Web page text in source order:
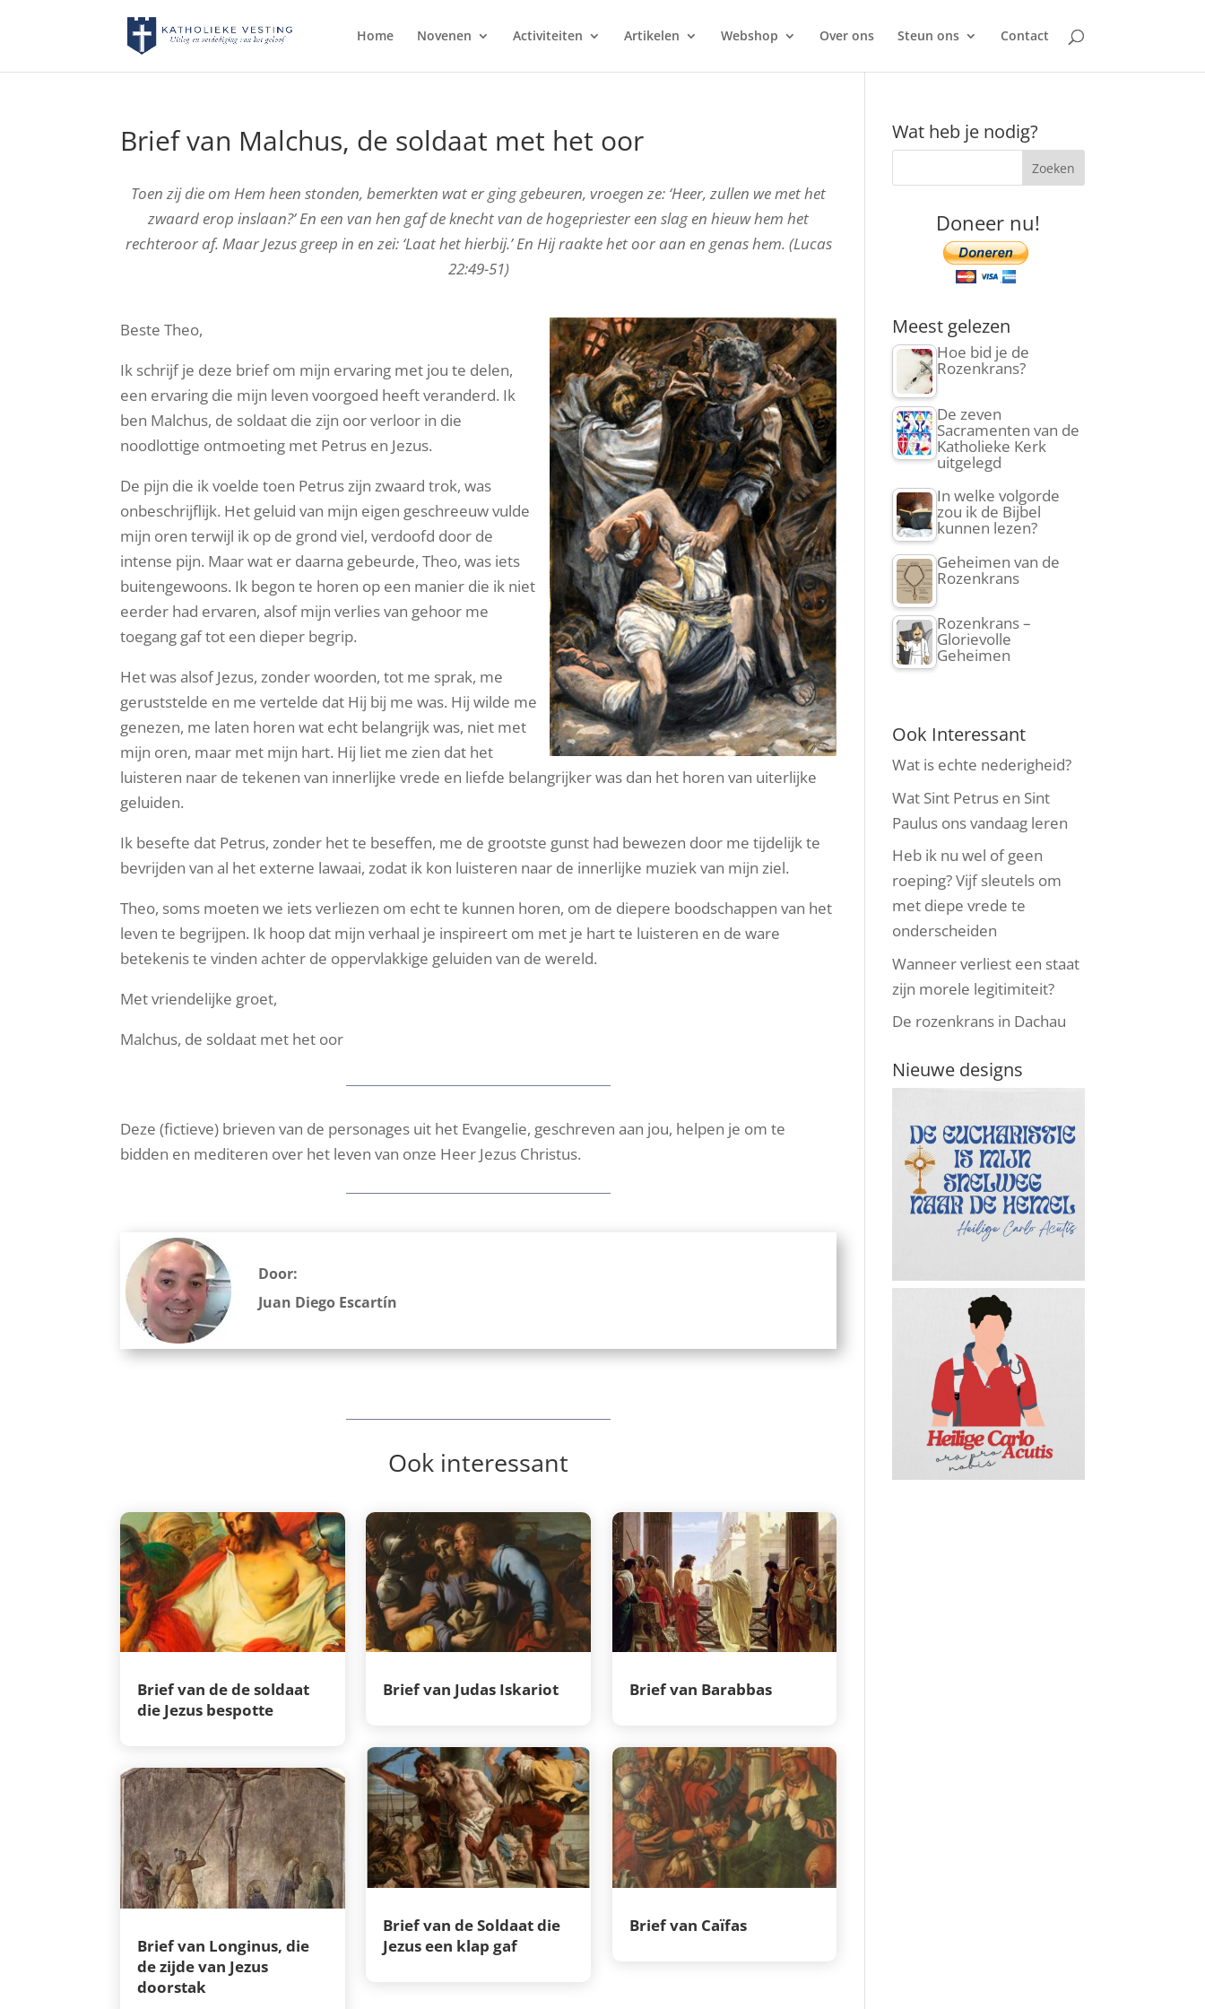
Home Novenen Activiteiten Artikelen Webshop Over ons Steun ons Contact
Brief van Malchus, de soldaat met het oor
Toen zij die om Hem heen stonden, bemerkten wat er ging gebeuren, vroegen ze: ‘Heer, zullen we met het
zwaard erop inslaan?’ En een van hen gaf de knecht van de hogepriester een slag en hieuw hem het
rechteroor af. Maar Jezus greep in en zei: ‘Laat het hierbij.’ En Hij raakte het oor aan en genas hem. (Lucas
22:49-51)
Beste Theo,
Ik schrijf je deze brief om mijn ervaring met jou te delen,
een ervaring die mijn leven voorgoed heeft veranderd. Ik
ben Malchus, de soldaat die zijn oor verloor in die
noodlottige ontmoeting met Petrus en Jezus.
De pijn die ik voelde toen Petrus zijn zwaard trok, was
onbeschrijflijk. Het geluid van mijn eigen geschreeuw vulde
mijn oren terwijl ik op de grond viel, verdoofd door de
intense pijn. Maar wat er daarna gebeurde, Theo, was iets
buitengewoons. Ik begon te horen op een manier die ik niet
eerder had ervaren, alsof mijn verlies van gehoor me
toegang gaf tot een dieper begrip.
Het was alsof Jezus, zonder woorden, tot me sprak, me
geruststelde en me vertelde dat Hij bij me was. Hij wilde me
genezen, me laten horen wat echt belangrijk was, niet met
mijn oren, maar met mijn hart. Hij liet me zien dat het
luisteren naar de tekenen van innerlijke vrede en liefde belangrijker was dan het horen van uiterlijke
geluiden.
Ik besefte dat Petrus, zonder het te beseffen, me de grootste gunst had bewezen door me tijdelijk te
bevrijden van al het externe lawaai, zodat ik kon luisteren naar de innerlijke muziek van mijn ziel.
Theo, soms moeten we iets verliezen om echt te kunnen horen, om de diepere boodschappen van het
leven te begrijpen. Ik hoop dat mijn verhaal je inspireert om met je hart te luisteren en de ware
betekenis te vinden achter de oppervlakkige geluiden van de wereld.
Met vriendelijke groet,
Malchus, de soldaat met het oor
Deze (fictieve) brieven van de personages uit het Evangelie, geschreven aan jou, helpen je om te
bidden en mediteren over het leven van onze Heer Jezus Christus.
Door:
Juan Diego Escartín
Ook interessant
Brief van de de soldaat
die Jezus bespotte
Brief van Longinus, die
de zijde van Jezus
doorstak
Brief van Judas Iskariot
Brief van de Soldaat die
Jezus een klap gaf
Brief van Barabbas
Brief van Caïfas
Wat heb je nodig?
Doneer nu!
Meest gelezen
Hoe bid je de
Rozenkrans?
De zeven
Sacramenten van de
Katholieke Kerk
uitgelegd
In welke volgorde
zou ik de Bijbel
kunnen lezen?
Geheimen van de
Rozenkrans
Rozenkrans –
Glorievolle
Geheimen
Ook Interessant
Wat is echte nederigheid?
Wat Sint Petrus en Sint
Paulus ons vandaag leren
Heb ik nu wel of geen
roeping? Vijf sleutels om
met diepe vrede te
onderscheiden
Wanneer verliest een staat
zijn morele legitimiteit?
De rozenkrans in Dachau
Nieuwe designs